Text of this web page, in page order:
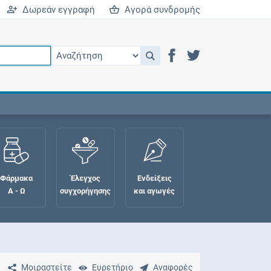
Δωρεάν εγγραφή Αγορά συνδρομής
Φάρμακα
Α - Ω
Έλεγχος
συγχορήγησης
Ενδείξεις
και αγωγές
Μοιραστείτε Ευρετήριο Αναφορές